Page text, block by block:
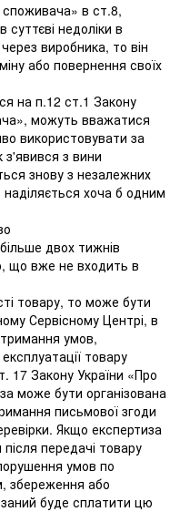
споживача» в ст.8,
недоліки в
виробника, то він
або повернення своїх
на п.12 ст.1 Закону
можуть вважатися
використовувати за
з'явився з вини
знову з незалежних
хоча б одним
двох тижнів
що вже не входить в
товару, то може бути
Сервісному Центрі, в
умов,
товару
Закону України «Про
може бути організована
письмової згоди
Якщо експертиза
передачі товару
умов по
збереження або
буде сплатити цю